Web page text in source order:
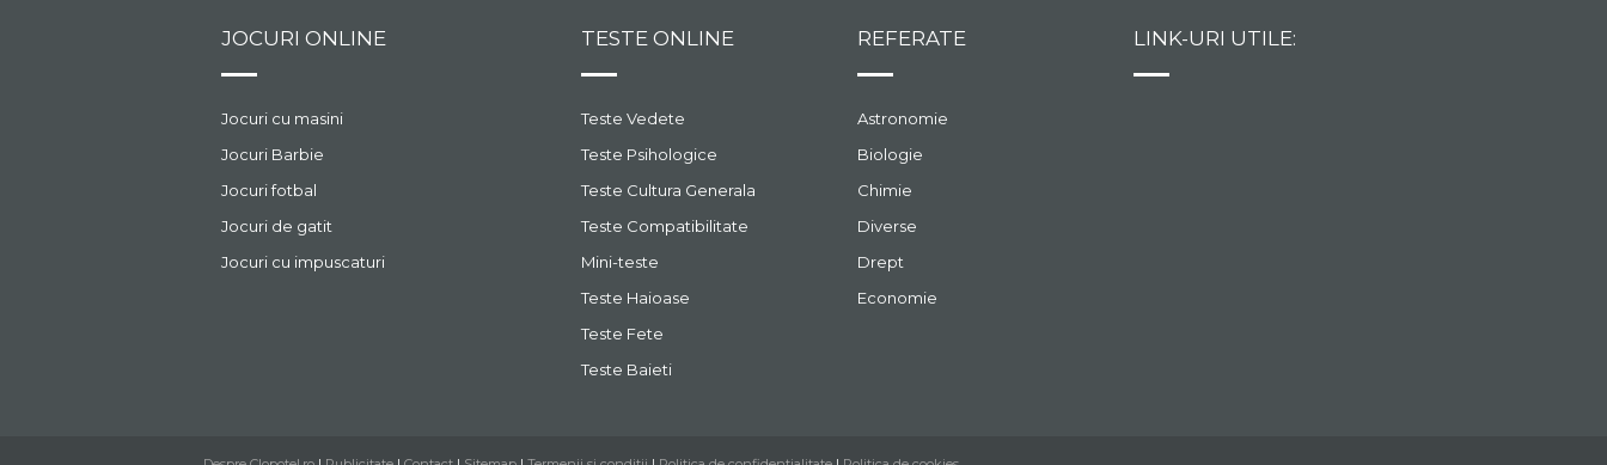
JOCURI ONLINE
Jocuri cu masini
Jocuri Barbie
Jocuri fotbal
Jocuri de gatit
Jocuri cu impuscaturi
TESTE ONLINE
Teste Vedete
Teste Psihologice
Teste Cultura Generala
Teste Compatibilitate
Mini-teste
Teste Haioase
Teste Fete
Teste Baieti
REFERATE
Astronomie
Biologie
Chimie
Diverse
Drept
Economie
LINK-URI UTILE: